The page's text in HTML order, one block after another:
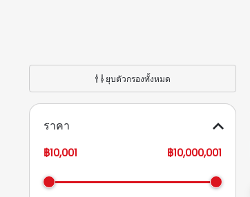
ยุบตัวกรองทั้งหมด
ราคา
฿10,001 ฿10,000,001